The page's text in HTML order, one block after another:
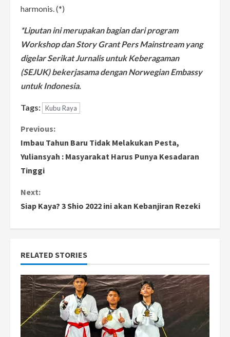
harmonis. (*)
*Liputan ini merupakan bagian dari program
Workshop dan Story Grant Pers Mainstream yang
digelar Serikat Jurnalis untuk Keberagaman
(SEJUK) bekerjasama dengan Norwegian Embassy
untuk Indonesia.
Tags: Kubu Raya
C
o
n
t
u
e
R
e
Previous:
Imbau Tahun Baru Tidak Melakukan Pesta,
Yuliansyah : Masyarakat Harus Punya Kesadaran
Tinggi
Next:
Siap Kaya? 3 Shio 2022 ini akan Kebanjiran Rezeki
RELATED STORIES